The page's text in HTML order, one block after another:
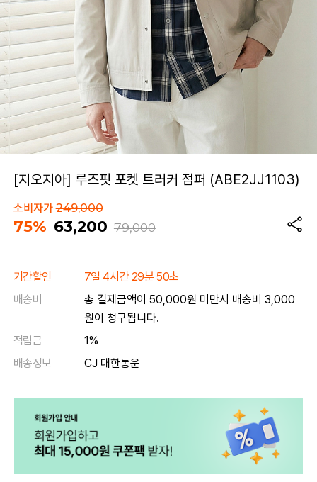
[지오지아] 루즈핏 포켓 트러커 점퍼 (ABE2JJ1103)
소비자가249,000
75% 63,200 79,000
기간할인
7일 4시간 29분 50초
배송비
총 결제금액이 50,000원 미만시 배송비 3,000
원이 청구됩니다.
적립금
1%
배송정보
CJ 대한통운